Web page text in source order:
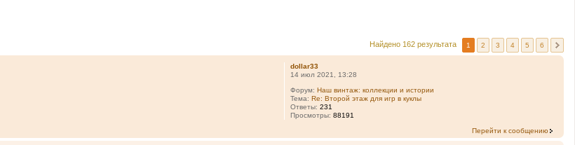
Найдено 162 результата 1 2 3 4 5 6
dollar33
14 июл 2021, 13:28
Форум:Наш винтаж: коллекции и истории
Тема:Re: Второй этаж для игр в куклы
Ответы:231
Просмотры:88191
Перейти к сообщению